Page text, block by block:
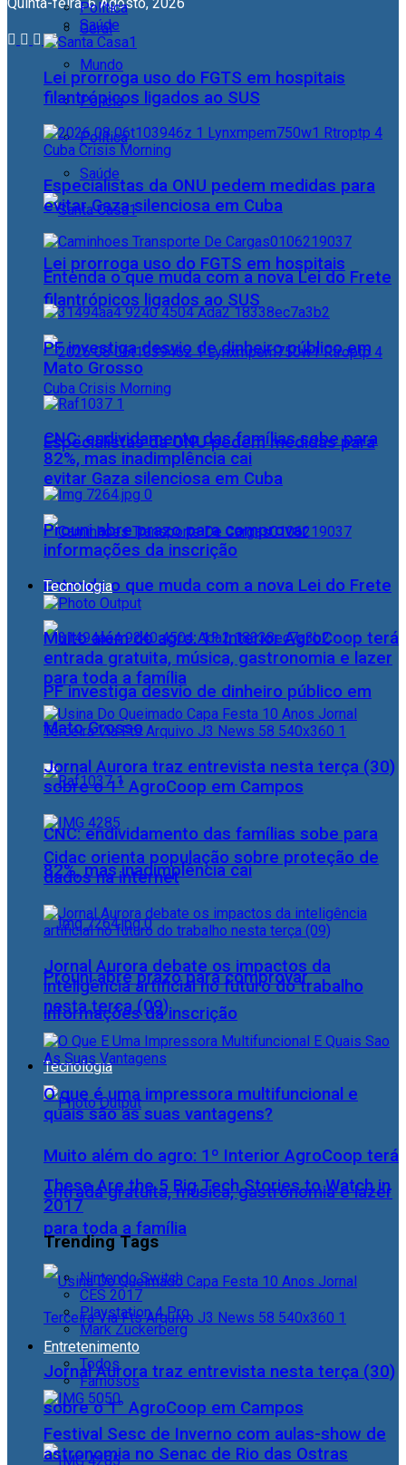
Geral
Mundo
Polícia
Política
Saúde
Lei prorroga uso do FGTS em hospitais
filantrópicos ligados ao SUS
Especialistas da ONU pedem medidas para
evitar Gaza silenciosa em Cuba
Entenda o que muda com a nova Lei do Frete
PF investiga desvio de dinheiro público em
Mato Grosso
CNC: endividamento das famílias sobe para
82%, mas inadimplência cai
Prouni abre prazo para comprovar
informações da inscrição
Tecnologia
Muito além do agro: 1º Interior AgroCoop terá
entrada gratuita, música, gastronomia e lazer
para toda a família
Jornal Aurora traz entrevista nesta terça (30)
sobre o 1° AgroCoop em Campos
Política
Saúde
Lei prorroga uso do FGTS em hospitais
filantrópicos ligados ao SUS
Especialistas da ONU pedem medidas para
evitar Gaza silenciosa em Cuba
Entenda o que muda com a nova Lei do Frete
PF investiga desvio de dinheiro público em
Mato Grosso
CNC: endividamento das famílias sobe para
82%, mas inadimplência cai
Prouni abre prazo para comprovar
informações da inscrição
Tecnologia
Muito além do agro: 1º Interior AgroCoop terá
entrada gratuita, música, gastronomia e lazer
para toda a família
Jornal Aurora traz entrevista nesta terça (30)
sobre o 1° AgroCoop em Campos
Cidac orienta população sobre proteção de
dados na internet
Jornal Aurora debate os impactos da
inteligência artificial no futuro do trabalho
nesta terça (09)
O que é uma impressora multifuncional e
quais são as suas vantagens?
These Are the 5 Big Tech Stories to Watch in
2017
Trending Tags
Nintendo Switch
CES 2017
Playstation 4 Pro
Mark Zuckerberg
Entretenimento
Todos
Famosos
Festival Sesc de Inverno com aulas-show de
astronomia no Senac de Rio das Ostras